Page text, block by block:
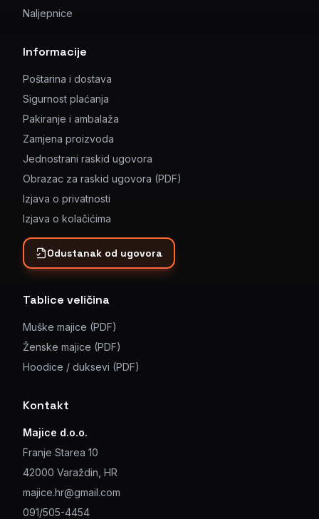
Naljepnice
Informacije
Poštarina i dostava
Sigurnost plaćanja
Pakiranje i ambalaža
Zamjena proizvoda
Jednostrani raskid ugovora
Obrazac za raskid ugovora (PDF)
Izjava o privatnosti
Izjava o kolačićima
Odustanak od ugovora
Tablice veličina
Muške majice (PDF)
Ženske majice (PDF)
Hoodice / duksevi (PDF)
Kontakt
Majice d.o.o.
Franje Starea 10
42000 Varaždin, HR
majice.hr@gmail.com
091/505-4454